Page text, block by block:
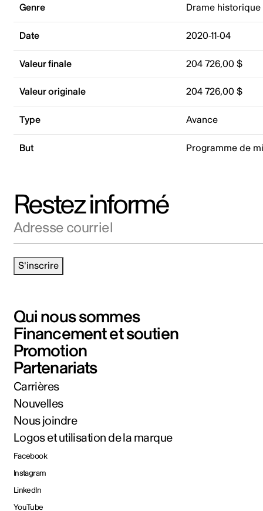
Genre Drame historique
Date 2020-11-04
Valeur finale 204 726,00 $
Valeur originale 204 726,00 $
Type Avance
But Programme de
Restez informé
S'inscrire
Qui nous sommes
Financement et soutien
Promotion
Partenariats
Carrières
Nouvelles
Nous joindre
Logos et utilisation de la marque
Facebook
Instagram
LinkedIn
YouTube